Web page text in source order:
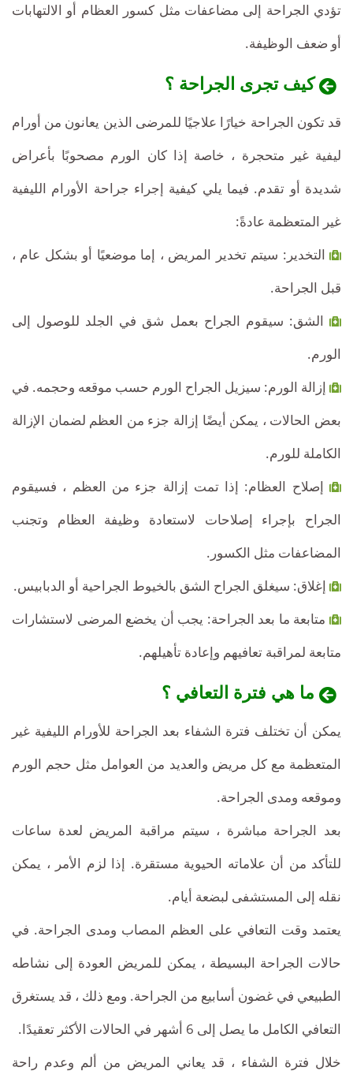
تؤدي الجراحة إلى مضاعفات مثل كسور العظام أو الالتهابات
أو ضعف الوظيفة.
كيف تجرى الجراحة ؟
قد تكون الجراحة خيارًا علاجيًا للمرضى الذين يعانون من أورام
ليفية غير متحجرة ، خاصة إذا كان الورم مصحوبًا بأعراض
شديدة أو تقدم. فيما يلي كيفية إجراء جراحة الأورام الليفية
غير المتعظمة عادةً:
التخدير: سيتم تخدير المريض ، إما موضعيًا أو بشكل عام ،
قبل الجراحة.
الشق: سيقوم الجراح بعمل شق في الجلد للوصول إلى
الورم.
إزالة الورم: سيزيل الجراح الورم حسب موقعه وحجمه. في
بعض الحالات ، يمكن أيضًا إزالة جزء من العظم لضمان الإزالة
الكاملة للورم.
إصلاح العظام: إذا تمت إزالة جزء من العظم ، فسيقوم
الجراح بإجراء إصلاحات لاستعادة وظيفة العظام وتجنب
المضاعفات مثل الكسور.
إغلاق: سيغلق الجراح الشق بالخيوط الجراحية أو الدبابيس.
متابعة ما بعد الجراحة: يجب أن يخضع المرضى لاستشارات
متابعة لمراقبة تعافيهم وإعادة تأهيلهم.
ما هي فترة التعافي ؟
يمكن أن تختلف فترة الشفاء بعد الجراحة للأورام الليفية غير
المتعظمة مع كل مريض والعديد من العوامل مثل حجم الورم
وموقعه ومدى الجراحة.
بعد الجراحة مباشرة ، سيتم مراقبة المريض لعدة ساعات
للتأكد من أن علاماته الحيوية مستقرة. إذا لزم الأمر ، يمكن
نقله إلى المستشفى لبضعة أيام.
يعتمد وقت التعافي على العظم المصاب ومدى الجراحة. في
حالات الجراحة البسيطة ، يمكن للمريض العودة إلى نشاطه
الطبيعي في غضون أسابيع من الجراحة. ومع ذلك ، قد يستغرق
التعافي الكامل ما يصل إلى 6 أشهر في الحالات الأكثر تعقيدًا.
خلال فترة الشفاء ، قد يعاني المريض من ألم وعدم راحة